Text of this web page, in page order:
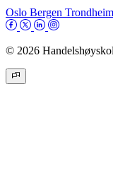
Oslo Bergen Trondheim
© 2026